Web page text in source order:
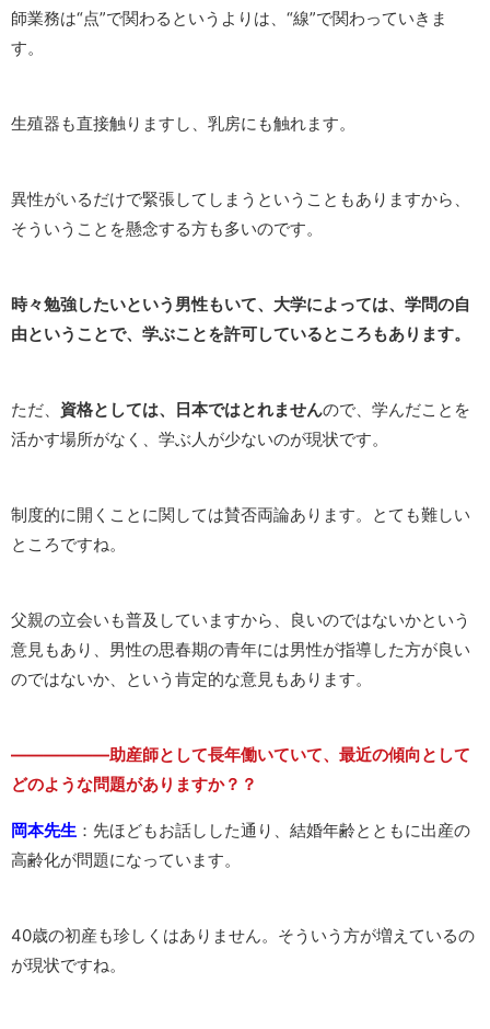
師業務は“点”で関わるというよりは、“線”で関わっていきま
す。
生殖器も直接触りますし、乳房にも触れます。
異性がいるだけで緊張してしまうということもありますから、
そういうことを懸念する方も多いのです。
時々勉強したいという男性もいて、大学によっては、学問の自
由ということで、学ぶことを許可しているところもあります。
ただ、 資格としては、日本ではとれませんので、学んだことを
活かす場所がなく、学ぶ人が少ないのが現状です。
制度的に開くことに関しては賛否両論あります。とても難しい
ところですね。
父親の立会いも普及していますから、良いのではないかという
意見もあり、男性の思春期の青年には男性が指導した方が良い
のではないか、という肯定的な意見もあります。
——————助産師として長年働いていて、最近の傾向として
どのような問題がありますか？？
岡本先生 ：先ほどもお話しした通り、結婚年齢とともに出産の
高齢化が問題になっています。
40歳の初産も珍しくはありません。そういう方が増えているの
が現状ですね。